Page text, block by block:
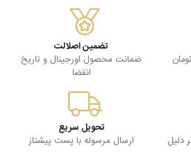
تضمین اصلالت
ضمانت محصول اورجینال و تاریخ
انقضا
دلیل
تحویل سریع
ارسال مرسوله با پست پیشتاز